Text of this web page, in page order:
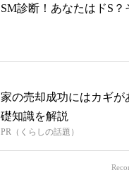
SM診断！あなたはドS？
家の売却成功にはカギが
礎知識を解説
PR（くらしの話題）